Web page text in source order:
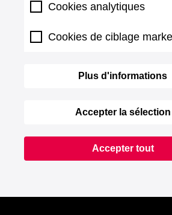
Cookies analytiques
Cookies de ciblage
Plus d'informations
Accepter la sélection
Accepter tout